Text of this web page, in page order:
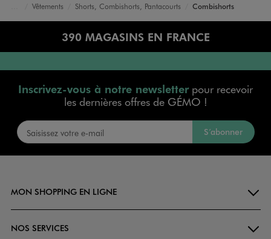
Vêtements Shorts, Combishorts, Pantacourts Combishorts
390 MAGASINS EN FRANCE
Inscrivez-vous à notre newsletterpour recevoir
les dernières offres de GÉMO !
S’abonner
MON SHOPPING EN LIGNE
NOS SERVICES